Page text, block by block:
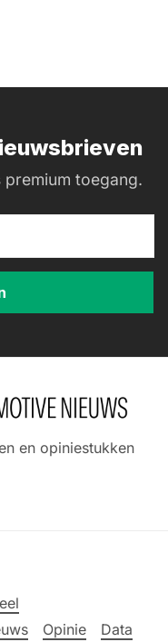
toegang.
en opiniestukken
Opinie Data